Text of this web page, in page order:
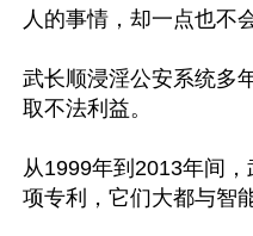
人的事情，却一点也不
武长顺浸淫公安系统多
取不法利益。
从1999年到2013年间
项专利，它们大都与智